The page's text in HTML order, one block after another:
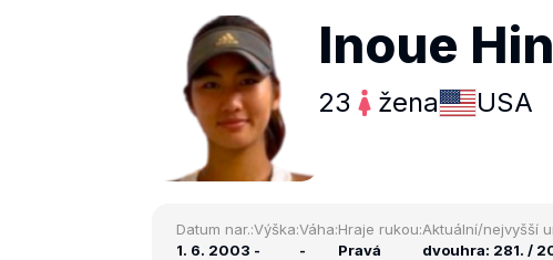
Inoue
23 žena USA
Datum nar.:
1. 6. 2003
Výška:
-
Váha:
-
Hraje rukou:
Pravá
Aktuální/nejvyšší
dvouhra: 281. /